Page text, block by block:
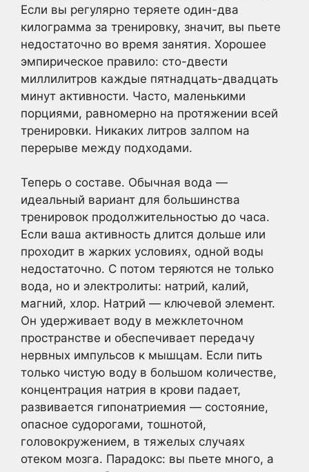
Если вы регулярно теряете один-два
килограмма за тренировку, значит, вы пьете
недостаточно во время занятия. Хорошее
эмпирическое правило: сто-двести
миллилитров каждые пятнадцать-двадцать
минут активности. Часто, маленькими
порциями, равномерно на протяжении всей
тренировки. Никаких литров залпом на
перерыве между подходами.
Теперь о составе. Обычная вода —
идеальный вариант для большинства
тренировок продолжительностью до часа.
Если ваша активность длится дольше или
проходит в жарких условиях, одной воды
недостаточно. С потом теряются не только
вода, но и электролиты: натрий, калий,
магний, хлор. Натрий — ключевой элемент.
Он удерживает воду в межклеточном
пространстве и обеспечивает передачу
нервных импульсов к мышцам. Если пить
только чистую воду в большом количестве,
концентрация натрия в крови падает,
развивается гипонатриемия — состояние,
опасное судорогами, тошнотой,
головокружением, в тяжелых случаях
отеком мозга. Парадокс: вы пьете много, а